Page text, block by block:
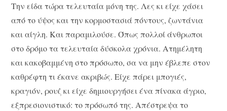
Την είδα τώρα τελευταία μόνη της. Λες κι είχε χάσει
από το ύψος και την κορμοστασιά πόντους, ζωντάνια
και αίγλη. Και παραμιλούσε. Όπως πολλοί άνθρωποι
στο δρόμο τα τελευταία δύσκολα χρόνια. Ατημέλητη
και κακοβαμμένη στο πρόσωπο, σα να μην έβλεπε στον
καθρέφτη τι έκανε ακριβώς. Είχε πάρει μπογιές,
κραγιόν, ρουζ κι είχε δημιουργήσει ένα πίνακα άγριο,
εξπρεσιονιστικό: το πρόσωπό της. Απέστρεψα το